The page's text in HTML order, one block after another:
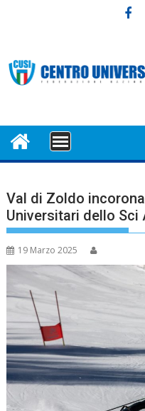
MENU
Val di Zoldo
Universitari dello Sci
19 Marzo 2025